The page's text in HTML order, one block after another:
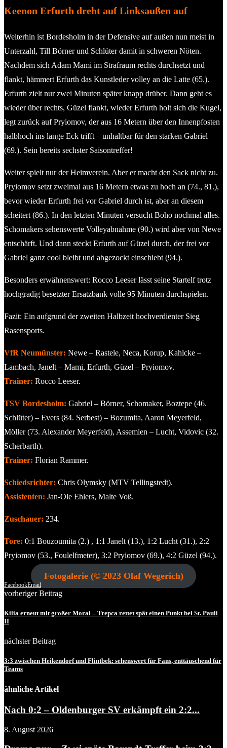
Keenon Erfurth dreht auf Linksaußen auf
Weiterhin ist Bordesholm in der Defensive auf außen nun meist in
Unterzahl, Till Börner und Schlüter damit in schweren Nöten.
Nachdem sich Adam Mami im Strafraum rechts durchsetzt und
flankt, hämmert Erfurth das Kunstleder volley an die Latte (65.).
Erfurth zielt nur zwei Minuten später knapp drüber. Dann geht es
wieder über rechts, Güzel flankt, wieder Erfurth holt sich die Kugel,
legt zurück auf Pryiomov, der aus 16 Metern über den Innenpfosten
halbhoch ins lange Eck trifft – unhaltbar für den starken Gabriel
(69.). Sein bereits sechster Saisontreffer!
Weiter spielt nur der Heimverein. Aber er macht den Sack nicht zu.
Pryiomov setzt zweimal aus 16 Metern etwas zu hoch an (74., 81.),
bevor wieder Erfurth frei vor Gabriel durch ist, aber an diesem
scheitert (86.). In den letzten Minuten versucht Boho nochmal alles.
Schomakers sehenswerte Volleyabnahme (90.) wird aber von Newe
entschärft. Und dann steckt Erfurth auf Güzel durch, der frei vor
Gabriel ganz cool bleibt und abgezockt einschiebt (94.).
Besonders erwähnenswert: Rocco Leeser lässt seine Startelf trotz
hochgradig besetzter Ersatzbank volle 95 Minuten durchspielen.
Fazit: Ein aufgrund der zweiten Halbzeit hochverdienter Sieg
Rasensports.
VfR Neumünster: Newe – Rastele, Neca, Korup, Kahlcke –
Lambach, Janelt – Mami, Erfurth, Güzel – Pryiomov.
Trainer: Rocco Leeser.
TSV Bordesholm: Gabriel – Börner, Schomaker, Boztepe (46.
Schlüter) – Evers (84. Serbest) – Bozumita, Aaron Meyerfeld,
Möller (73. Alexander Meyerfeld), Assemien – Lucht, Vidovic (32.
Scherbarth).
Trainer: Florian Rammer.
Schiedsrichter: Chris Olymsky (MTV Tellingstedt).
Assistenten: Jan-Ole Ehlers, Malte Voß.
Zuschauer: 234.
Tore: 0:1 Bouzoumita (2.) , 1:1 Janelt (13.), 1:2 Lucht (31.), 2:2
Pryiomov (53., Foulelfmeter), 3:2 Pryiomov (69.), 4:2 Güzel (94.).
Fotogalerie (© 2023 Olaf Wegerich)
FacebookEmail
vorheriger Beitrag
Kilia erneut mit großer Moral – Trepca rettet spät einen Punkt bei St. Pauli
II
nächster Beitrag
3:3 zwischen Heikendorf und Flintbek: sehenswert für Fans, enttäuschend für
Teams
ähnliche Artikel
Nach 0:2 – Oldenburger SV erkämpft ein 2:2...
8. August 2026